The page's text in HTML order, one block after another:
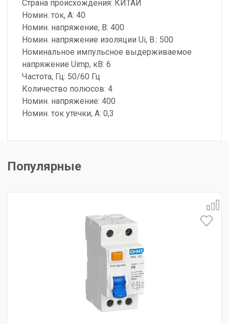
Страна происхождения: КИТАЙ
Номин. ток, А: 40
Номин. напряжение, В: 400
Номин. напряжение изоляции Ui, В.: 500
Номинальное импульсное выдерживаемое
напряжение Uimp, кВ: 6
Частота, Гц: 50/60 Гц
Количество полюсов: 4
Номин. напряжение: 400
Номин. ток утечки, А: 0,3
Популярные